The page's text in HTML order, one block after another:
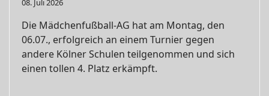
08. Juli 2026
Die Mädchenfußball-AG hat am Montag, den
06.07., erfolgreich an einem Turnier gegen
andere Kölner Schulen teilgenommen und sich
einen tollen 4. Platz erkämpft.